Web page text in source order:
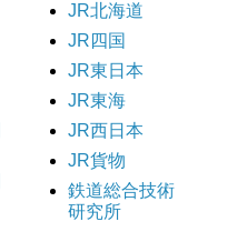
JR北海道
JR四国
JR東日本
JR東海
JR西日本
JR貨物
鉄道総合技術
研究所